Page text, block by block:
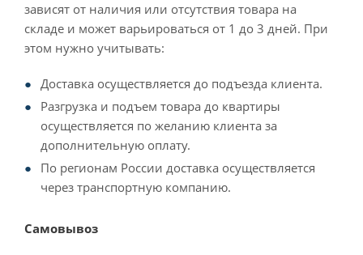
зависят от наличия или отсутствия товара на
складе и может варьироваться от 1 до 3 дней. При
этом нужно учитывать:
Доставка осуществляется до подъезда клиента.
Разгрузка и подъем товара до квартиры
осуществляется по желанию клиента за
дополнительную оплату.
По регионам России доставка осуществляется
через транспортную компанию.
Самовывоз